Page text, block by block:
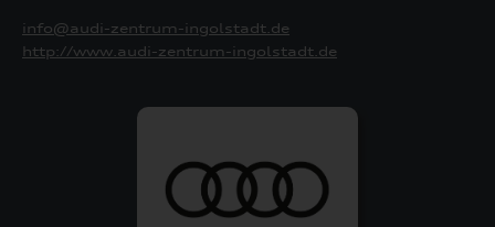
info@audi-zentrum-ingolstadt.de
http://www.audi-zentrum-ingolstadt.de